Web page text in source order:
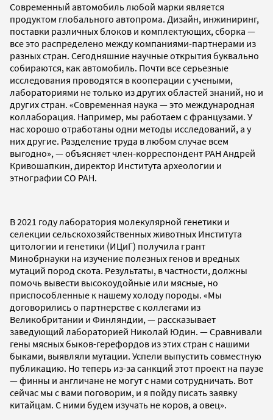
Современный автомобиль любой марки является
продуктом глобального автопрома. Дизайн, инжиниринг,
поставки различных блоков и комплектующих, сборка —
все это распределено между компаниями-партнерами из
разных стран. Сегодняшние научные открытия буквально
собираются, как автомобиль. Почти все серьезные
исследования проводятся в кооперации с учеными,
лабораториями не только из других областей знаний, но и
других стран. «Современная наука — это международная
коллаборация. Например, мы работаем с французами. У
нас хорошо отработаны одни методы исследований, а у
них другие. Разделение труда в любом случае всем
выгодно», — объясняет член-корреспондент РАН Андрей
Кривошапкин, директор Института археологии и
этнографии СО РАН.
В 2021 году лаборатория молекулярной генетики и
селекции сельскохозяйственных животных Института
цитологии и генетики (ИЦиГ) получила грант
Минобрнауки на изучение полезных генов и вредных
мутаций пород скота. Результаты, в частности, должны
помочь вывести высокоудойные или мясные, но
приспособленные к нашему холоду породы. «Мы
договорились о партнерстве с коллегами из
Великобритании и Финляндии, — рассказывает
заведующий лабораторией Николай Юдин. — Сравнивали
гены мясных быков-герефордов из этих стран с нашими
быками, выявляли мутации. Успели выпустить совместную
публикацию. Но теперь из-за санкций этот проект на паузе
— финны и англичане не могут с нами сотрудничать. Вот
сейчас мы с вами поговорим, и я пойду писать заявку
китайцам. С ними будем изучать не коров, а овец».